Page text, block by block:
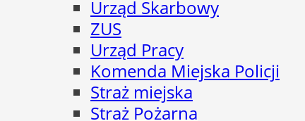
Urząd Skarbowy
ZUS
Urząd Pracy
Komenda Miejska Policji
Straż miejska
Straż Pożarna